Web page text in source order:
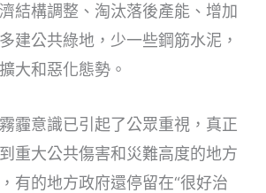
結構調整、淘汰落後產能、增加
建公共綠地，少一些鋼筋水泥，
大和惡化態勢。
霾意識已引起了公眾重視，真正
重大公共傷害和災難高度的地方
有的地方政府還停留在“很好治